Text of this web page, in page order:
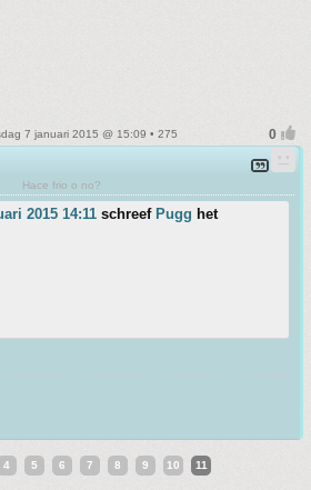
7 januari 2015 @ 15:09 • 275
Hace frio o no?
2015 14:11 schreef Pugg het
4 5 6 7 8 9 10 11